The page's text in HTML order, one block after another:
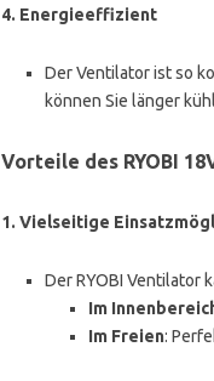
4. Energieeffizient
Der Ventilator ist so
können Sie länger
Vorteile des RYOBI
1. Vielseitige
Der RYOBI Ventilator
Im
Im Freien: